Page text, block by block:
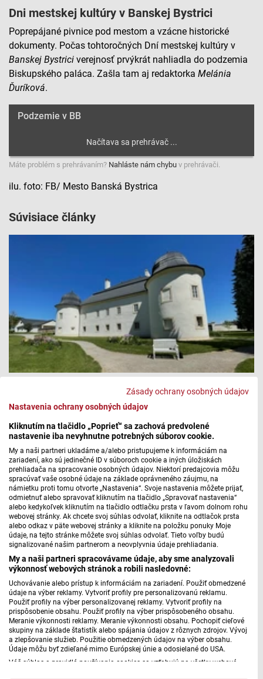
Zásady ochrany osobných údajov
Nastavenia ochrany osobných údajov
Kliknutím na tlačidlo „Poprieť“ sa zachová predvolené
nastavenie iba nevyhnutne potrebných súborov cookie.
My a naši partneri ukladáme a/alebo pristupujeme k informáciám na
zariadení, ako sú jedinečné ID v súboroch cookie a iných úložiskách
prehliadača na spracovanie osobných údajov. Niektorí predajcovia môžu
spracúvať vaše osobné údaje na základe oprávneného záujmu, na
námietku proti tomu otvorte „Nastavenia“. Svoje nastavenia môžete prijať,
odmietnuť alebo spravovať kliknutím na tlačidlo „Spravovať nastavenia“
alebo kedykoľvek kliknutím na tlačidlo odtlačku prsta v ľavom dolnom rohu
webovej stránky. Ak chcete svoj súhlas odvolať, kliknite na odtlačok prsta
alebo odkaz v päte webovej stránky a kliknite na položku ponuky Moje
údaje, na tejto stránke môžete svoj súhlas odvolať. Tieto voľby budú
signalizované našim partnerom a neovplyvnia údaje prehliadania.
My a naši partneri spracovávame údaje, aby sme analyzovali
výkonnosť webových stránok a robili nasledovné:
Uchovávanie alebo prístup k informáciám na zariadení. Použiť obmedzené
údaje na výber reklamy. Vytvoriť profily pre personalizovanú reklamu.
Použiť profily na výber personalizovanej reklamy. Vytvoriť profily na
prispôsobenie obsahu. Použiť profily na výber prispôsobeného obsahu.
Meranie výkonnosti reklamy. Meranie výkonnosti obsahu. Pochopiť cieľové
skupiny na základe štatistík alebo spájania údajov z rôznych zdrojov. Vývoj
a zlepšovanie služieb. Použitie obmedzených údajov na výber obsahu.
Údaje môžu byť zdieľané mimo Európskej únie a odosielané do USA.
Váš súhlas a pravidlá používania cookies sa vzťahujú na všetky webové
Dni mestskej kultúry v Banskej Bystrici
Poprepájané pivnice pod mestom a vzácne historické
dokumenty. Počas tohtoročných Dní mestskej kultúry v
Banskej Bystrici verejnosť prvýkrát nahliadla do podzemia
Biskupského paláca. Zašla tam aj redaktorka Melánia
Ďuríková.
Podzemie v BB
Máte problém s prehrávaním? Nahláste nám chybu v prehrávači.
ilu. foto: FB/ Mesto Banská Bystrica
Súvisiace články
Pamätná izba Ostrolúckych | Kultúrny bedeker
Nadšenci vo Veľkom Krtíši obnovili rodný dom
Augusta Horislava Škultétyho